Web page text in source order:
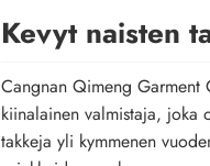
Kevyt naisten
Cangnan Qimeng Garment
kiinalainen valmistaja, joka
takkeja yli kymmenen